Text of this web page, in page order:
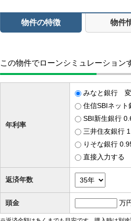
物件の特徴 物件
この物件でローンシミュレーション
年利率
みなと銀行 変
住信SBIネッ
SBI新生銀行
三井住友銀行
りそな銀行
直接入力する
返済年数
頭金 万